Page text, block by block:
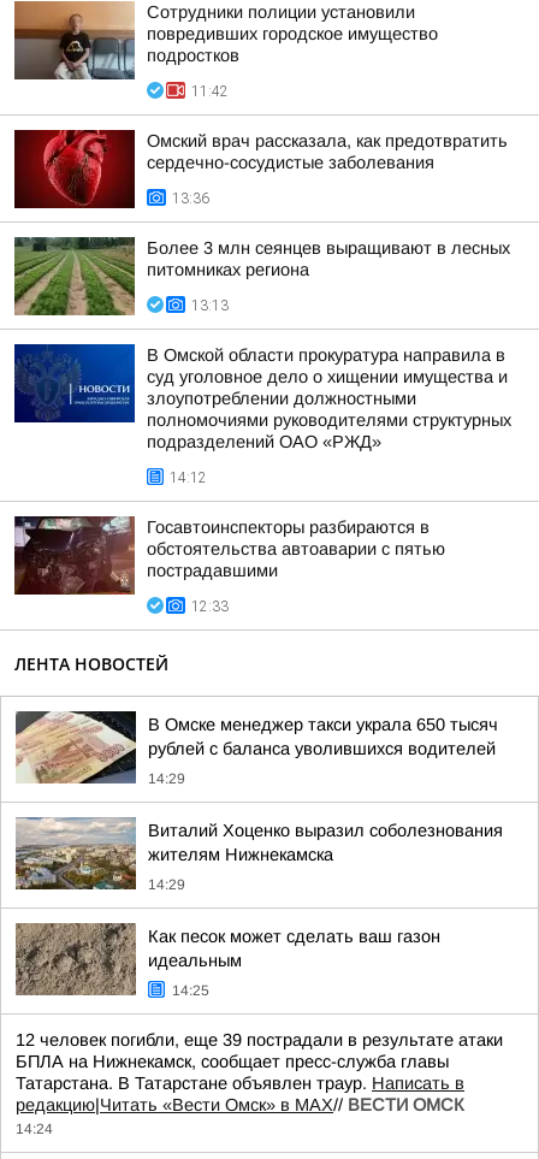
Сотрудники полиции установили
повредивших городское имущество
подростков
11:42
Омский врач рассказала, как предотвратить
сердечно-сосудистые заболевания
13:36
Более 3 млн сеянцев выращивают в лесных
питомниках региона
13:13
В Омской области прокуратура направила в
суд уголовное дело о хищении имущества и
злоупотреблении должностными
полномочиями руководителями структурных
подразделений ОАО «РЖД»
14:12
Госавтоинспекторы разбираются в
обстоятельства автоаварии с пятью
пострадавшими
12:33
ЛЕНТА НОВОСТЕЙ
В Омске менеджер такси украла 650 тысяч
рублей с баланса уволившихся водителей
14:29
Виталий Хоценко выразил соболезнования
жителям Нижнекамска
14:29
Как песок может сделать ваш газон
идеальным
14:25
12 человек погибли, еще 39 пострадали в результате атаки
БПЛА на Нижнекамск, сообщает пресс-служба главы
Татарстана. В Татарстане объявлен траур. Написать в
редакцию|Читать «Вести Омск» в MAX// ВЕСТИ ОМСК
14:24